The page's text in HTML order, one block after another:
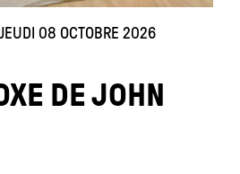
08 OCTOBRE 2026
DE JOHN